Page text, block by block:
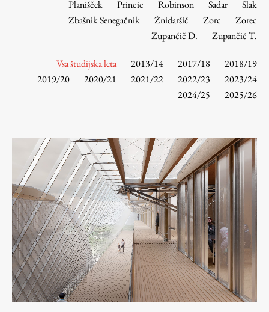
Spletni arhiv DEPO
Urniki
Študijski programi
Predmeti
Izbirni moduli EMŠA
Vpis
Zaključek študija
Mednarodne izmenjave
Študijske prakse
Spletna učilnica
Planišček
Princic Robinson Sadar
Slak
Zbašnik Senegačnik
Žnidaršič Zorc
Zorec
Zupančič D.
Zupančič T.
Vsa študijska leta 2013/14 2017/18
2018/19
2019/20
2020/21 2021/22 2022/23
2023/24
2024/25
2025/26